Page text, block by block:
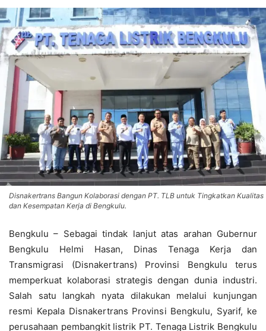
Disnakertrans Bangun Kolaborasi dengan PT. TLB untuk Tingkatkan Kualitas
dan Kesempatan Kerja di Bengkulu.
Bengkulu – Sebagai tindak lanjut atas arahan Gubernur
Bengkulu Helmi Hasan, Dinas Tenaga Kerja dan
Transmigrasi (Disnakertrans) Provinsi Bengkulu terus
memperkuat kolaborasi strategis dengan dunia industri.
Salah satu langkah nyata dilakukan melalui kunjungan
resmi Kepala Disnakertrans Provinsi Bengkulu, Syarif, ke
perusahaan pembangkit listrik PT. Tenaga Listrik Bengkulu